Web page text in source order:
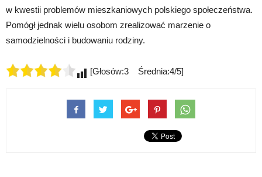
w kwestii problemów mieszkaniowych polskiego społeczeństwa.
Pomógł jednak wielu osobom zrealizować marzenie o
samodzielności i budowaniu rodziny.
[Głosów:3 Średnia:4/5]